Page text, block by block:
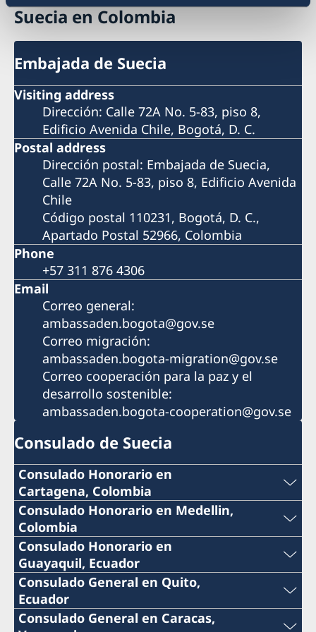
Suecia en Colombia
Embajada de Suecia
Visiting address
Dirección: Calle 72A No. 5-83, piso 8,
Edificio Avenida Chile, Bogotá, D. C.
Postal address
Dirección postal: Embajada de Suecia,
Calle 72A No. 5-83, piso 8, Edificio Avenida
Chile
Código postal 110231, Bogotá, D. C.,
Apartado Postal 52966, Colombia
Phone
+57 311 876 4306
Email
Correo general:
ambassaden.bogota@gov.se
Correo migración:
ambassaden.bogota-migration@gov.se
Correo cooperación para la paz y el
desarrollo sostenible:
ambassaden.bogota-cooperation@gov.se
Consulado de Suecia
Consulado Honorario en
Cartagena, Colombia
Teléfono:
+57 605 650 2232
Correo:
consuladosueciacartagena@gmail.com
Consulado Honorario en Medellin,
Colombia
Teléfono:
+57 604 322 0520
Correo:
Consulado Honorario en
Guayaquil, Ecuador
Teléfono:
+593 4 3951777
Consulado General en Quito,
Ecuador
Teléfono:
Consulado General en Caracas,